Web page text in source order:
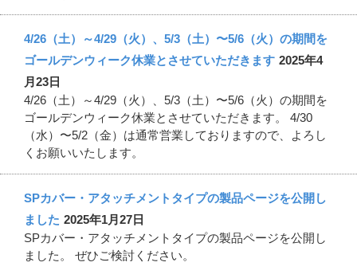
4/26（土）～4/29（火）、5/3（土）〜5/6（火）の期間を
ゴールデンウィーク休業とさせていただきます 2025年4
月23日
4/26（土）～4/29（火）、5/3（土）〜5/6（火）の期間を
ゴールデンウィーク休業とさせていただきます。 4/30
（水）〜5/2（金）は通常営業しておりますので、よろし
くお願いいたします。
SPカバー・アタッチメントタイプの製品ページを公開し
ました 2025年1月27日
SPカバー・アタッチメントタイプの製品ページを公開し
ました。 ぜひご検討ください。